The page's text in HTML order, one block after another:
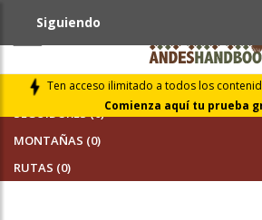
Ten acceso ilimitado a todos los
Comienza aquí tu prueba
Siguiendo
SEGUIDORES (0)
MONTAÑAS (0)
RUTAS (0)